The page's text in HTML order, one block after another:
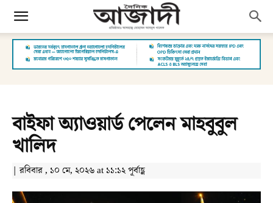
বাইফা অ্যাওয়ার্ড পেলেন মাহবুবুল
খালিদ
| রবিবার , ১০ মে, ২০২৬ at ১১:১২ পূর্বাহ্ণ